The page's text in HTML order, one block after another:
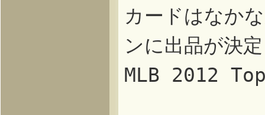
カードはなか
ンに出品が決
MLB 2012